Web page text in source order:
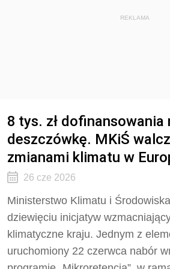
REKLAMA
8 tys. zł dofinansowania
deszczówkę. MKiŚ
zmianami klimatu w
26 cze 2026
Ministerstwo Klimatu i
dziewięciu inicjatyw
klimatyczne kraju. Jednym z
uruchomiony 22 czerwca nabór